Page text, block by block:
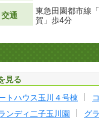
交通
東急田園都市線
賀」歩4分
見る
トハウス玉川４号棟
ンディ二子玉川園 グ